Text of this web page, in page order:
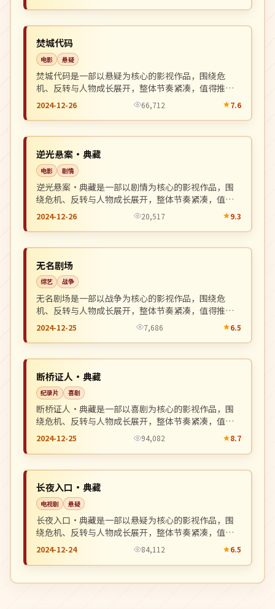
韩国
焚城代码
电影 悬疑
焚城代码是一部以悬疑为核心的影视作品，围绕危
机、反转与人物成长展开，整体节奏紧凑，值得推荐
观看。
2024-12-26 66,712 7.6
美国
逆光悬案·典藏
电影 剧情
逆光悬案·典藏是一部以剧情为核心的影视作品，围
绕危机、反转与人物成长展开，整体节奏紧凑，值得
推荐观看。
2024-12-26 20,517 9.3
中国
无名剧场
综艺 战争
无名剧场是一部以战争为核心的影视作品，围绕危
机、反转与人物成长展开，整体节奏紧凑，值得推荐
观看。
2024-12-25 7,686 6.5
日本
断桥证人·典藏
纪录片 喜剧
断桥证人·典藏是一部以喜剧为核心的影视作品，围
绕危机、反转与人物成长展开，整体节奏紧凑，值得
推荐观看。
2024-12-25 94,082 8.7
中国
长夜入口·典藏
电视剧 悬疑
长夜入口·典藏是一部以悬疑为核心的影视作品，围
绕危机、反转与人物成长展开，整体节奏紧凑，值得
推荐观看。
2024-12-24 84,112 6.5